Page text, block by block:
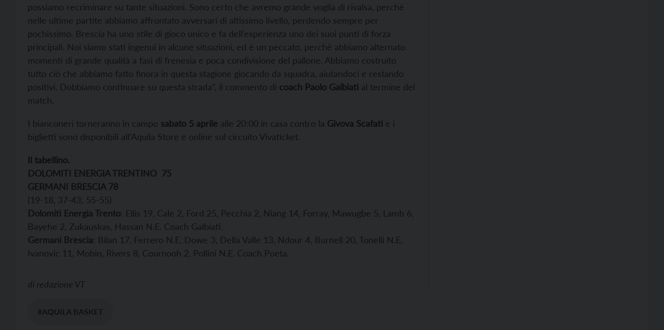
possiamo recriminare su tante situazioni. Sono certo che avremo grande voglia di rivalsa, perché
nelle ultime partite abbiamo affrontato avversari di altissimo livello, perdendo sempre per
pochissimo. Brescia ha uno stile di gioco unico e fa dell’esperienza uno dei suoi punti di forza
principali. Noi siamo stati ingenui in alcune situazioni, ed è un peccato, perché abbiamo alternato
momenti di grande qualità a fasi di frenesia e poca condivisione del pallone. Abbiamo costruito
tutto ciò che abbiamo fatto finora in questa stagione giocando da squadra, aiutandoci e restando
positivi. Dobbiamo continuare su questa strada”, il commento di coach Paolo Galbiati al termine del
match.
I bianconeri torneranno in campo sabato 5 aprile alle 20:00 in casa contro la Givova Scafati e i
biglietti sono disponibili all’Aquila Store e online sul circuito Vivaticket.
Il tabellino.
DOLOMITI ENERGIA TRENTINO 75
GERMANI BRESCIA 78
(19-18, 37-43; 55-55)
Dolomiti Energia Trento: Ellis 19, Cale 2, Ford 25, Pecchia 2, Niang 14, Forray, Mawugbe 5, Lamb 6,
Bayehe 2, Zukauskas, Hassan N.E. Coach Galbiati.
Germani Brescia: Bilan 17, Ferrero N.E, Dowe 3, Della Valle 13, Ndour 4, Burnell 20, Tonelli N.E,
Ivanovic 11, Mobio, Rivers 8, Cournooh 2, Pollini N.E. Coach Poeta.
di redazione VT
#AQUILA BASKET